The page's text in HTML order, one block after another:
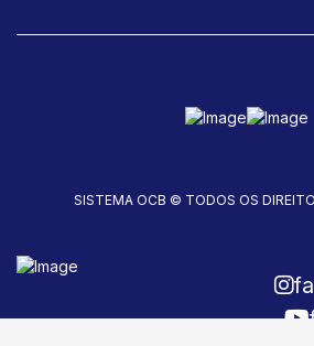
SISTEMA OCB © TODOS OS